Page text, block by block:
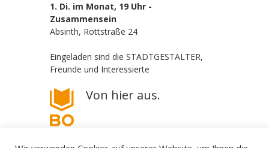
1. Di. im Monat, 19 Uhr -
Zusammensein
Absinth, Rottstraße 24
Eingeladen sind die STADTGESTALTER,
Freunde und Interessierte
Von hier aus.